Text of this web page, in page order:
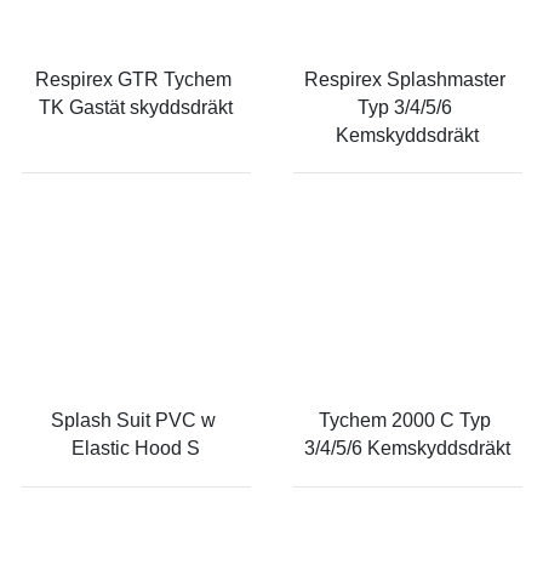
Respirex GTR Tychem
TK Gastät skyddsdräkt
Respirex Splashmaster
Typ 3/4/5/6
Kemskyddsdräkt
Splash Suit PVC w
Elastic Hood S
Tychem 2000 C Typ
3/4/5/6 Kemskyddsdräkt